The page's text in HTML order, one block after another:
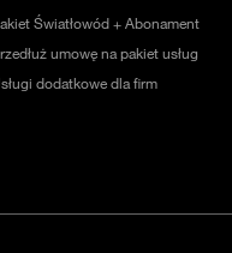
Światłowód + Abonament
umowę na pakiet usług
dodatkowe dla firm